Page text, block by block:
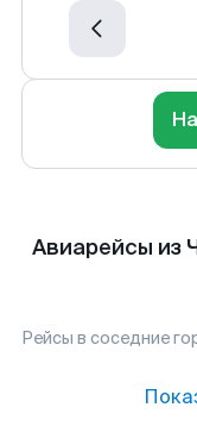
Авиарейсы из
Рейсы в соседние